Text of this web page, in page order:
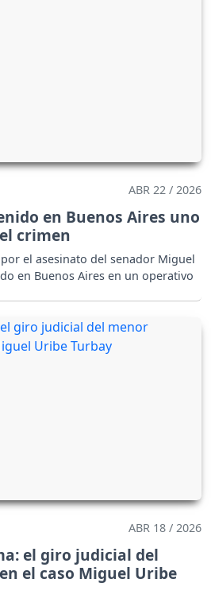
ABR 22 / 2026
en Buenos Aires uno
crimen
el asesinato del senador Miguel
en Buenos Aires en un operativo
ABR 18 / 2026
el giro judicial del
el caso Miguel Uribe